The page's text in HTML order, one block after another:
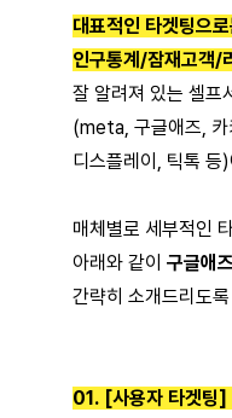
대표적인 타겟팅으
인구통계/잠재고객/
잘 알려져 있는 셀
(meta, 구글애즈, 카
디스플레이, 틱톡 등
매체별로 세부적인
아래와 같이 구글애
간략히 소개드리도
01. [사용자 타겟팅]